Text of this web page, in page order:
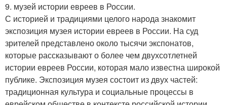
9. музей истории евреев в России.
С историей и традициями целого народа знакомит
экспозиция музея истории евреев в России. На суд
зрителей представлено около тысячи экспонатов,
которые рассказывают о более чем двухсотлетней
истории евреев России, которая мало известна широкой
публике. Экспозиция музея состоит из двух частей:
традиционная культура и социальные процессы в